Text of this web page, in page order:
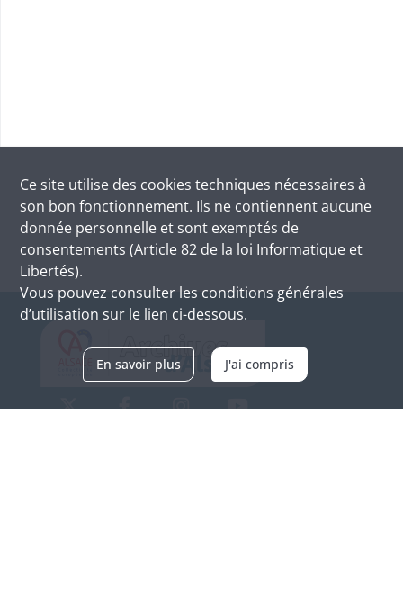
Ce site utilise des cookies techniques nécessaires à
son bon fonctionnement. Ils ne contiennent aucune
donnée personnelle et sont exemptés de
consentements (Article 82 de la loi Informatique et
Libertés).
Vous pouvez consulter les conditions générales
d’utilisation sur le lien ci-dessous.
En savoir plus J'ai compris